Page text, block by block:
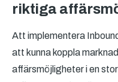
riktiga
Att implementera
att kunna koppla
affärsmöjligheter i en